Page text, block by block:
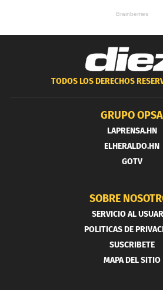
TODOS LOS DERECHOS
GRUPO OPSA
LAPRENSA.HN
ELHERALDO.HN
GOTV
SOBRE
SERVICIO AL
POLITICAS DE
SUSCRIBETE
MAPA DEL SITIO